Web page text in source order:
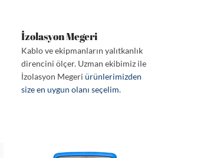
İzolasyon Megeri
Kablo ve ekipmanların yalıtkanlık
direncini ölçer. Uzman ekibimiz ile
İzolasyon Megeri ürünlerimizden
size en uygun olanı seçelim.